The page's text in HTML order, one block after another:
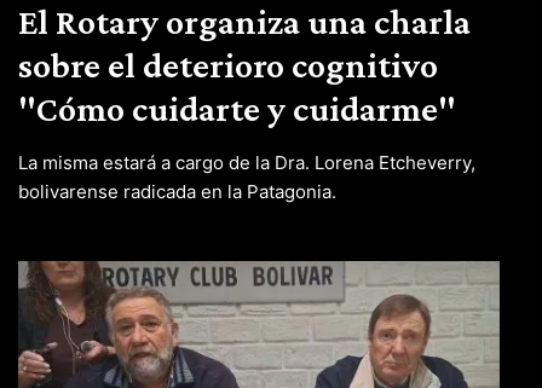
El Rotary organiza una charla
sobre el deterioro cognitivo
"Cómo cuidarte y cuidarme"
La misma estará a cargo de la Dra. Lorena Etcheverry,
bolivarense radicada en la Patagonia.